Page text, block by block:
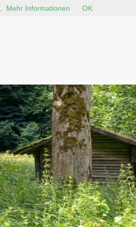
Mehr Informationen OK